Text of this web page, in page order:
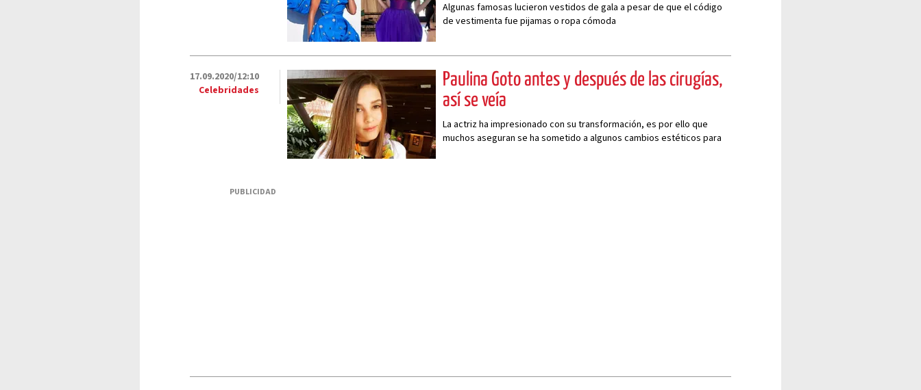
Algunas famosas lucieron vestidos de gala a pesar de que el código
de vestimenta fue pijamas o ropa cómoda
17.09.2020/12:10
Celebridades
Paulina Goto antes y después de las cirugías,
así se veía
La actriz ha impresionado con su transformación, es por ello que
muchos aseguran se ha sometido a algunos cambios estéticos para
PUBLICIDAD